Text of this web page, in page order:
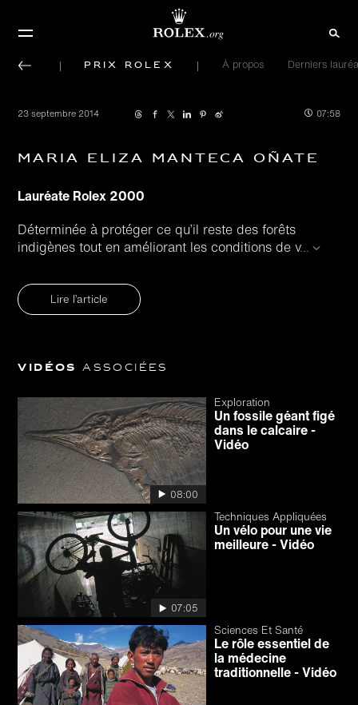
Prix Rolex À propos Derniers
23 septembre 2014 07:58
Maria Eliza Manteca Oñate
Lauréate Rolex 2000
Déterminée à protéger ce qu’il reste des forêts
indigènes tout en améliorant les conditions de v...
Lire l’article
Vidéos associées
08:00
Exploration
Un fossile géant figé
dans le calcaire -
Vidéo
07:05
Techniques Appliquées
Un vélo pour une vie
meilleure - Vidéo
Sciences Et Santé
Le rôle essentiel de
la médecine
traditionnelle - Vidéo